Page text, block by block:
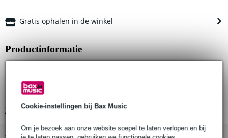
Cookie-instellingen bij Bax Music
Om je bezoek aan onze website soepel te laten verlopen en bij
Gratis ophalen in de winkel
Productinformatie
Buisdiameter: 1 1/4" (32mm)
Aantal per doos: 5
Bekijk alle productspecificaties